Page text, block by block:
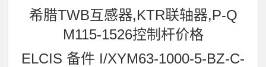
希腊TWB互感器,KTR联轴器,P-Q
M115-1526控制杆价格
ELCIS 备件 I/XYM63-1000-5-BZ-C-